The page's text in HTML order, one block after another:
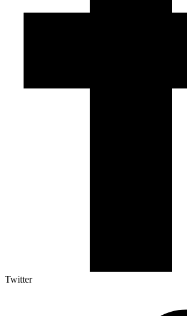
Twitter